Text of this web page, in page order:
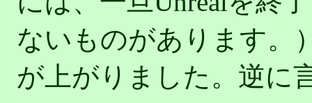
ないものがあります。
が上がりました。逆に